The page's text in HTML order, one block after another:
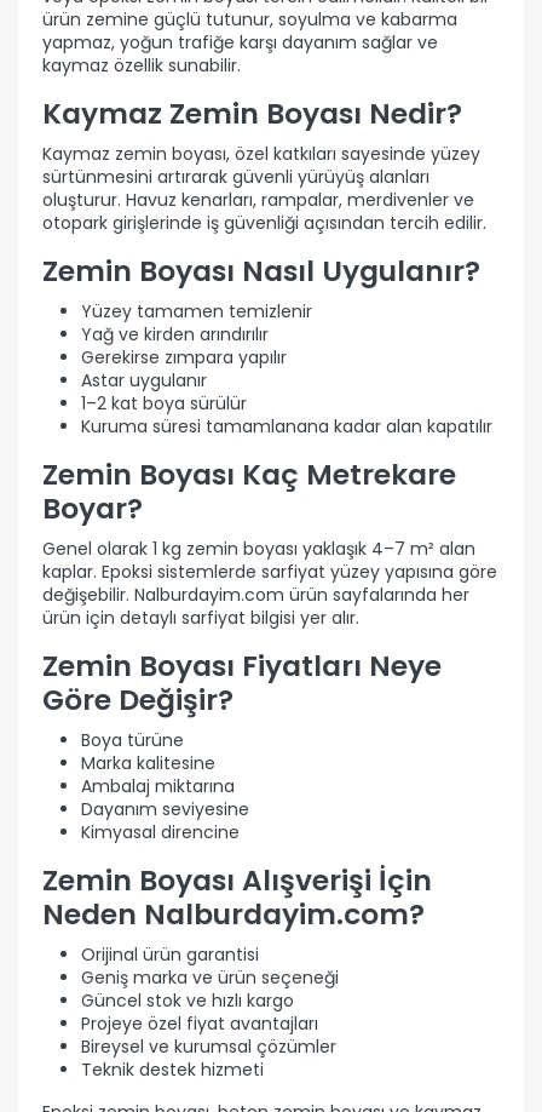
ürün zemine güçlü tutunur, soyulma ve kabarma
yapmaz, yoğun trafiğe karşı dayanım sağlar ve
kaymaz özellik sunabilir.
Kaymaz Zemin Boyası Nedir?
Kaymaz zemin boyası, özel katkıları sayesinde yüzey
sürtünmesini artırarak güvenli yürüyüş alanları
oluşturur. Havuz kenarları, rampalar, merdivenler ve
otopark girişlerinde iş güvenliği açısından tercih edilir.
Zemin Boyası Nasıl Uygulanır?
Yüzey tamamen temizlenir
Yağ ve kirden arındırılır
Gerekirse zımpara yapılır
Astar uygulanır
1–2 kat boya sürülür
Kuruma süresi tamamlanana kadar alan kapatılır
Zemin Boyası Kaç Metrekare
Boyar?
Genel olarak 1 kg zemin boyası yaklaşık 4–7 m² alan
kaplar. Epoksi sistemlerde sarfiyat yüzey yapısına göre
değişebilir. Nalburdayim.com ürün sayfalarında her
ürün için detaylı sarfiyat bilgisi yer alır.
Zemin Boyası Fiyatları Neye
Göre Değişir?
Boya türüne
Marka kalitesine
Ambalaj miktarına
Dayanım seviyesine
Kimyasal direncine
Zemin Boyası Alışverişi İçin
Neden Nalburdayim.com?
Orijinal ürün garantisi
Geniş marka ve ürün seçeneği
Güncel stok ve hızlı kargo
Projeye özel fiyat avantajları
Bireysel ve kurumsal çözümler
Teknik destek hizmeti